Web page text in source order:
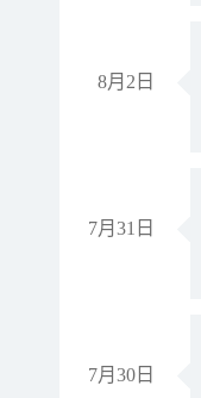
8月2日
7月31日
7月30日